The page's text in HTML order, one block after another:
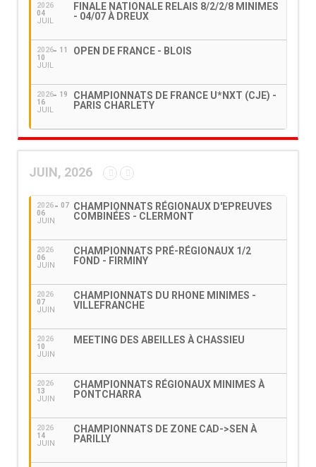
2026
04
JUIL
FINALE NATIONALE RELAIS 8/2/2/8 MINIMES
- 04/07 À DREUX
2026
10
JUIL
11 OPEN DE FRANCE - BLOIS
2026
16
JUIL
19
CHAMPIONNATS DE FRANCE U*NXT (CJE) -
PARIS CHARLETY
JUIN, 2026
2026
06
JUIN
07
CHAMPIONNATS RÉGIONAUX D'EPREUVES
COMBINÉES - CLERMONT
2026
06
JUIN
CHAMPIONNATS PRÉ-RÉGIONAUX 1/2
FOND - FIRMINY
2026
07
JUIN
CHAMPIONNATS DU RHONE MINIMES -
VILLEFRANCHE
2026
10
JUIN
MEETING DES ABEILLES À CHASSIEU
2026
13
JUIN
CHAMPIONNATS RÉGIONAUX MINIMES À
PONTCHARRA
2026
14
JUIN
CHAMPIONNATS DE ZONE CAD->SEN À
PARILLY